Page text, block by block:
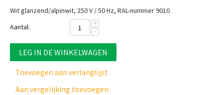
Wit glanzend/alpinwit, 250 V / 50 Hz, RAL-nummer 9010
Aantal:
+
−
LEG IN DE WINKELWAGEN
Toevoegen aan verlanglijst
Aan vergelijking toevoegen